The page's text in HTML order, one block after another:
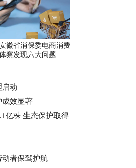
徽省消保委电商消费
察发现六大问题
启动
成效显著
亿株 生态保护取得
者保驾护航